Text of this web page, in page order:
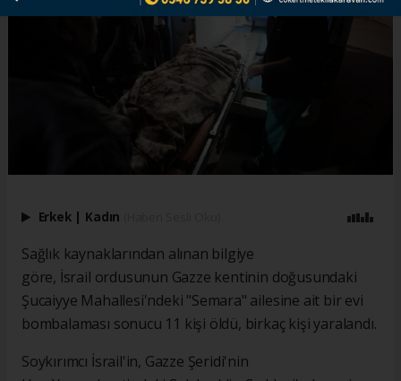
Erkek | Kadın
Sağlık kaynaklarından alınan bilgiye
göre, İsrail ordusunun Gazze kentinin doğusundaki
Şucaiyye Mahallesi'ndeki "Semara" ailesine ait bir evi
bombalaması sonucu 11 kişi öldü, birkaç kişi yaralandı.
Soykırımcı İsrail'in, Gazze Şeridi'nin